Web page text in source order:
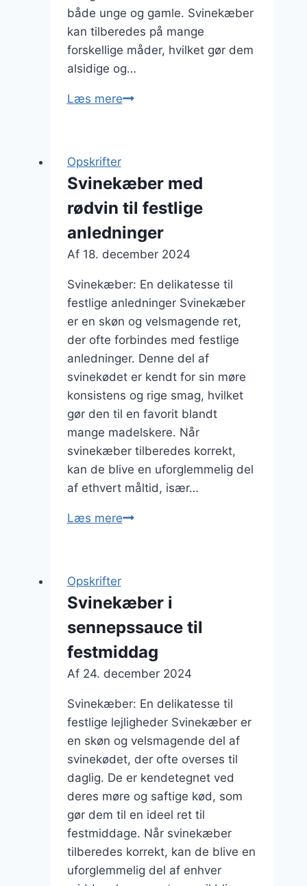
både unge og gamle. Svinekæber
kan tilberedes på mange
forskellige måder, hvilket gør dem
alsidige og…
Læs mereSvinekæber
Opskrifter
Svinekæber med
rødvin til festlige
anledninger
Af 18. december 2024
Svinekæber: En delikatesse til
festlige anledninger Svinekæber
er en skøn og velsmagende ret,
der ofte forbindes med festlige
anledninger. Denne del af
svinekødet er kendt for sin møre
konsistens og rige smag, hvilket
gør den til en favorit blandt
mange madelskere. Når
svinekæber tilberedes korrekt,
kan de blive en uforglemmelig del
af ethvert måltid, især…
Læs mereSvinekæber
anledninger
Opskrifter
Svinekæber i
sennepssauce til
festmiddag
Af 24. december 2024
Svinekæber: En delikatesse til
festlige lejligheder Svinekæber er
en skøn og velsmagende del af
svinekødet, der ofte overses til
daglig. De er kendetegnet ved
deres møre og saftige kød, som
gør dem til en ideel ret til
festmiddage. Når svinekæber
tilberedes korrekt, kan de blive en
uforglemmelig del af enhver